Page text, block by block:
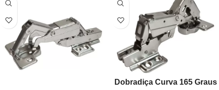
Dobradiça Curva 165 Graus